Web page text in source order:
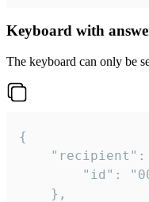
Keyboard with
The keyboard can only be
{